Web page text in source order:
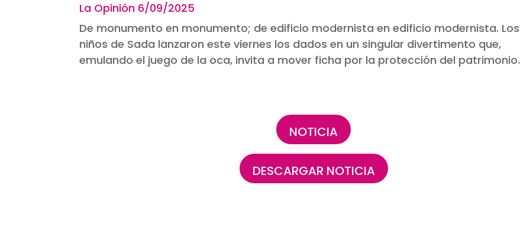
La Opinión 6/09/2025
De monumento en monumento; de edificio modernista en edificio modernista. Los
niños de Sada lanzaron este viernes los dados en un singular divertimento que,
emulando el juego de la oca, invita a mover ficha por la protección del patrimonio.
NOTICIA
DESCARGAR NOTICIA